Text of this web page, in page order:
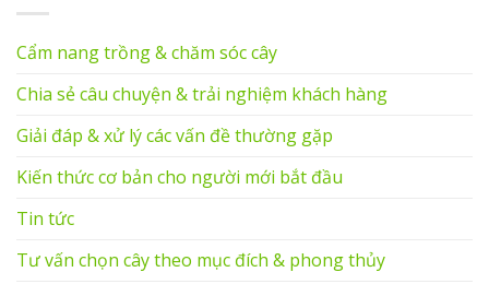
Cẩm nang trồng & chăm sóc cây
Chia sẻ câu chuyện & trải nghiệm khách hàng
Giải đáp & xử lý các vấn đề thường gặp
Kiến thức cơ bản cho người mới bắt đầu
Tin tức
Tư vấn chọn cây theo mục đích & phong thủy